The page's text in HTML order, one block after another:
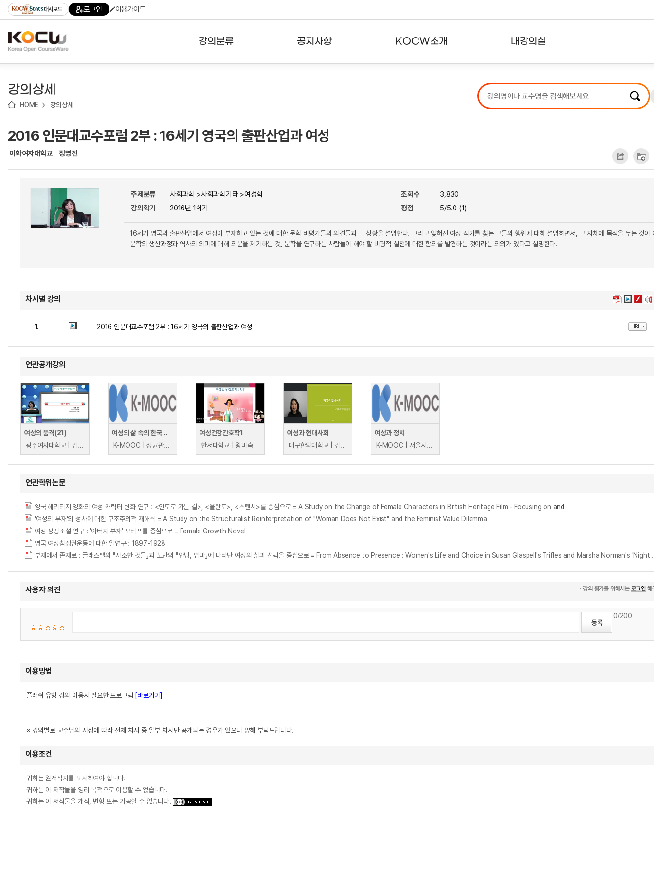
기
기
기
content)
가
대시보드 로그인 이용가이드
강의분류
테마강의
공지사항
서비스도움말
KOCW소개 내강의실
강의리스트
수강확인증강의
강의상세
HOME 강의상세
2016 인문대교수포럼 2부 : 16세기 영국의 출판산업과 여성
이화여자대학교 정영진
주제분류
사회과학 >사회과학기타 >여성학
강의학기
2016년 1학기
조회수
3,830
평점
5/5.0 (1)
16세기 영국의 출판산업에서 여성이 부재하고 있는 것에 대한 문학 비평가들의 의견들과 그 상황을 설명한다. 그리고 잊혀진 여성 작가를 찾는 그들의 행위에 대해 설명하면서, 그 자체에 목적을 두는 것이
문학의 생산과정과 역사의 의미에 대해 의문을 제기하는 것, 문학을 연구하는 사람들이 해야 할 비평적 실천에 대한 함의를 발견하는 것이라는 의의가 있다고 설명한다.
차시별 강의
1. 2016 인문대교수포럼 2부 : 16세기 영국의 출판산업과 여성
연관공개강의
여성의 품격(21)
광주여자대학교 | 김지흔
여성의 삶 속의 한국철학
K-MOOC | 성균관대학교 K학술확산연구센터 김혜숙, 김세서리아, 신상후, 이지, 박무영, 고연희, 김수진, 정해은, 김윤정, 김미
여성건강간호학1
한서대학교 | 왕미숙
여성과 현대사회
대구한의대학교 | 김양미
여성과 정치
K-MOOC | 서울시립대학교 김민정
연관학위논문
영국 헤리티지 영화의 여성 캐릭터 변화 연구 : <인도로 가는 길>, <올란도>, <스펜서>를 중심으로 = A Study on the Change of Female Characters in British Heritage Film - Focusing on and
'여성의 부재'와 성차에 대한 구조주의적 재해석 = A Study on the Structuralist Reinterpretation of "Woman Does Not Exist" and the Feminist Value Dilemma
여성 성장소설 연구 : '아버지 부재' 모티프를 중심으로 = Female Growth Novel
영국 여성참정권운동에 대한 일연구 : 1897-1928
부재에서 존재로 : 글래스펠의 『사소한 것들』과 노만
사용자 의견
0/200
이용방법
플래쉬 유형 강의 이용시 필요한 프로그램 [바로가기]
※ 강의별로 교수님의 사정에 따라 전체 차시 중 일부 차시만 공개되는 경우가 있으니 양해 부탁드립니다.
이용조건
귀하는 원저작자를 표시하여야 합니다.
귀하는 이 저작물을 영리 목적으로 이용할 수 없습니다.
귀하는 이 저작물을 개작, 변형 또는 가공할 수 없습니다.